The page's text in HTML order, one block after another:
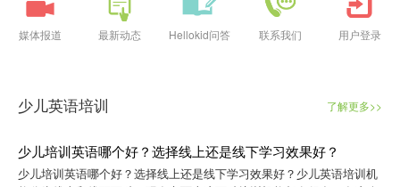
媒体报道 最新动态 Hellokid问答 联系我们 用户登录
少儿英语培训 了解更多>>
少儿培训英语哪个好？选择线上还是线下学习效果好？
少儿培训英语哪个好？选择线上还是线下学习效果好？少儿英语培训机